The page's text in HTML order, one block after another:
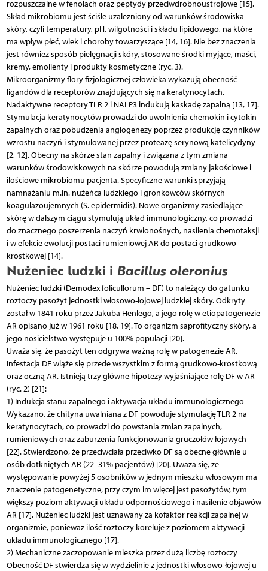
rozpuszczalne w fenolach oraz peptydy przeciwdrobnoustrojowe [15].
Skład mikrobiomu jest ściśle uzależniony od warunków środowiska
skóry, czyli temperatury, pH, wilgotności i składu lipidowego, na które
ma wpływ płeć, wiek i choroby towarzyszące [14, 16]. Nie bez znaczenia
jest również sposób pielęgnacji skóry, stosowane środki myjące, maści,
kremy, emolienty i produkty kosmetyczne (ryc. 3).
Mikroorganizmy flory fizjologicznej człowieka wykazują obecność
ligandów dla receptorów znajdujących się na keratynocytach.
Nadaktywne receptory TLR 2 i NALP3 indukują kaskadę zapalną [13, 17].
Stymulacja keratynocytów prowadzi do uwolnienia chemokin i cytokin
zapalnych oraz pobudzenia angiogenezy poprzez produkcję czynników
wzrostu naczyń i stymulowanej przez proteazę serynową katelicydyny
[2, 12]. Obecny na skórze stan zapalny i związana z tym zmiana
warunków środowiskowych na skórze powodują zmiany jakościowe i
ilościowe mikrobiomu pacjenta. Specyficzne warunki sprzyjają
namnażaniu m.in. nużeńca ludzkiego i gronkowców skórnych
koagulazoujemnych (S. epidermidis). Nowe organizmy zasiedlające
skórę w dalszym ciągu stymulują układ immunologiczny, co prowadzi
do znacznego poszerzenia naczyń krwionośnych, nasilenia chemotaksji
i w efekcie ewo­lucji postaci rumieniowej AR do postaci grudkowo-
krostkowej [14].
Nużeniec ludzki i Bacillus oleronius
Nużeniec ludzki (Demodex folicullorum – DF) to należący do gatunku
roztoczy pasożyt jednostki włosowo-łojowej ludzkiej skóry. Odkryty
został w 1841 roku przez Jakuba Henlego, a jego rolę w etiopatogenezie
AR opisano już w 1961 roku [18, 19]. To organizm saprofityczny skóry, a
jego nosicielstwo występuje u 100% populacji [20].
Uważa się, że pasożyt ten odgrywa ważną rolę w patogenezie AR.
Infestacja DF wiąże się przede wszystkim z formą grudkowo-krostkową
oraz oczną AR. Istnieją trzy główne hipotezy wyjaśniające rolę DF w AR
(ryc. 2) [21]:
1) Indukcja stanu zapalnego i aktywacja układu immunologicznego
Wykazano, że chityna uwalniana z DF powoduje stymulację TLR 2 na
keratynocytach, co prowadzi do powstania zmian zapalnych,
rumieniowych oraz zaburzenia funkcjonowania gruczołów łojowych
[22]. Stwierdzono, że przeciwciała przeciwko DF są obecne głównie u
osób dotkniętych AR (22–31% pacjentów) [20]. Uważa się, że
występowanie powyżej 5 osobników w jednym mieszku włosowym ma
znaczenie patogenetyczne, przy czym im więcej jest pasożytów, tym
większy poziom aktywacji układu odpornościowego i nasilenie objawów
AR [17]. Nużeniec ludzki jest uznawany za kofaktor reakcji zapalnej w
organizmie, ponieważ ilość roztoczy koreluje z poziomem aktywacji
układu immunologicznego [17].
2) Mechaniczne zaczopowanie mieszka przez dużą liczbę roztoczy
Obecność DF stwierdza się w wydzielinie z jednostki włosowo-łojowej u